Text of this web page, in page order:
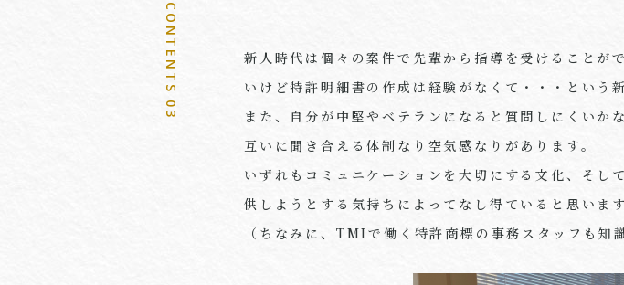
CONTENTS 03
新人時代は個々の案件で先輩から指導を受けることが
いけど特許明細書の作成は経験がなくて・・・という
また、自分が中堅やベテランになると質問しにくいか
互いに聞き合える体制なり空気感なりがあります。
いずれもコミュニケーションを大切にする文化、そし
供しようとする気持ちによってなし得ていると思います
（ちなみに、 TMIで働く特許商標の事務スタッフも知